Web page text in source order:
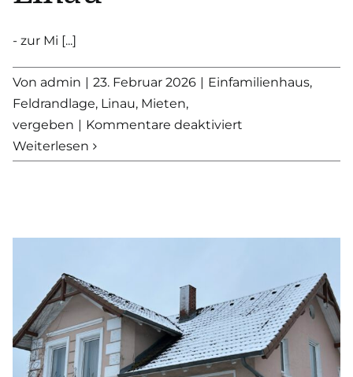
- zur Mi [...]
Von admin | 23. Februar 2026 | Einfamilienhaus,
Feldrandlage, Linau, Mieten,
vergeben | Kommentare deaktiviert
–
Weiterlesen